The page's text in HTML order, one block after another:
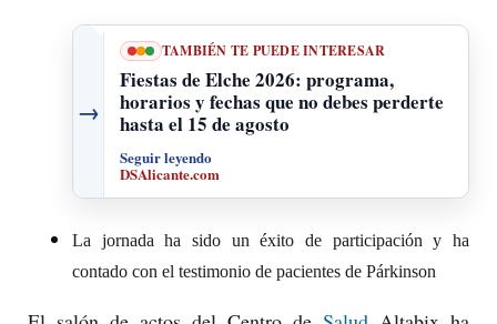
→
TAMBIÉN TE PUEDE INTERESAR
Fiestas de Elche 2026: programa,
horarios y fechas que no debes perderte
hasta el 15 de agosto
Seguir leyendo
DSAlicante.com
La jornada ha sido un éxito de participación y ha
contado con el testimonio de pacientes de Párkinson